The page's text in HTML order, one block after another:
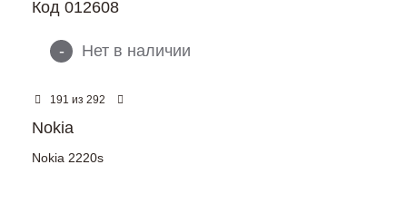
Код 012608
- Нет в наличии
191 из 292
Nokia
Nokia 2220s